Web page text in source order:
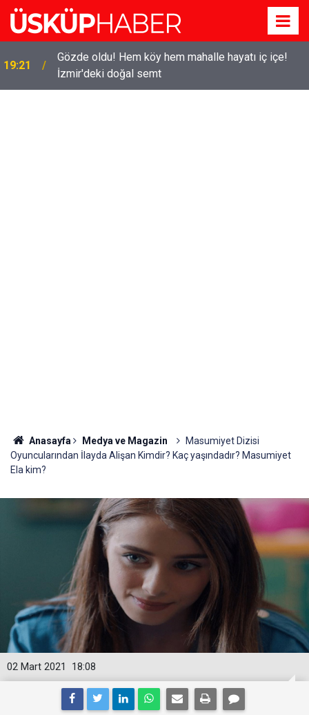
19:21
Gözde oldu! Hem köy hem mahalle hayatı iç içe!
İzmir'deki doğal semt
Anasayfa Medya ve Magazin
Masumiyet Dizisi
Oyuncularından İlayda Alişan Kimdir? Kaç yaşındadır? Masumiyet
Ela kim?
18:08
02 Mart 2021